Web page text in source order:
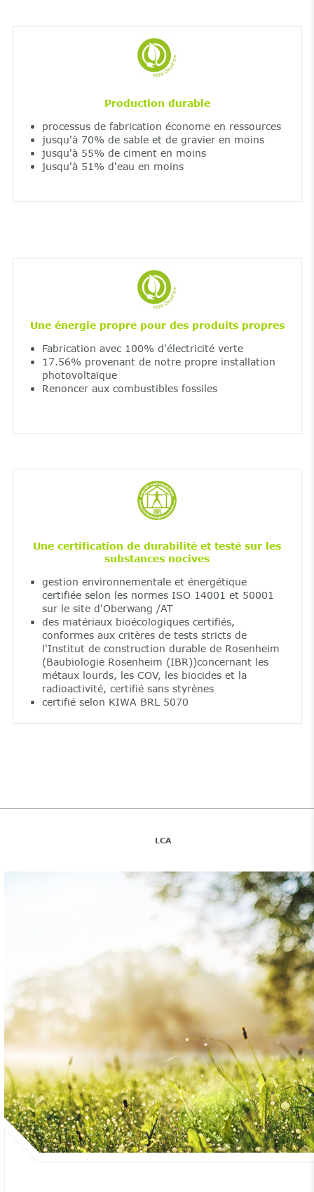
Production durable
processus de fabrication économe en ressources
jusqu'à 70% de sable et de gravier en moins
jusqu'à 55% de ciment en moins
jusqu'à 51% d'eau en moins
Une énergie propre pour des produits propres
Fabrication avec 100% d'électricité verte
17.56% provenant de notre propre installation
photovoltaïque
Renoncer aux combustibles fossiles
Une certification de durabilité et testé sur les
substances nocives
gestion environnementale et énergétique
certifiée selon les normes ISO 14001 et 50001
sur le site d'Oberwang /AT
des matériaux bioécologiques certifiés,
conformes aux critères de tests stricts de
l'Institut de construction durable de Rosenheim
(Baubiologie Rosenheim (IBR))concernant les
métaux lourds, les COV, les biocides et la
radioactivité, certifié sans styrènes
certifié selon KIWA BRL 5070
LCA